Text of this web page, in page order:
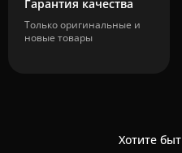
Гарантия качества
Только оригинальные и
новые товары
Хотите